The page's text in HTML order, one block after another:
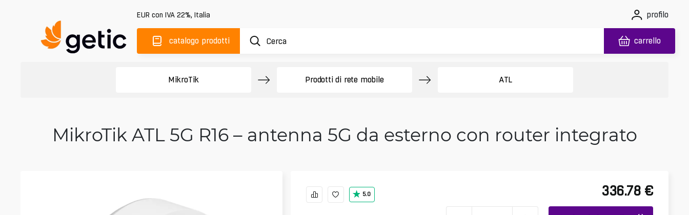
EUR con IVA 22%, Italia profilo
catalogo prodotti carrello
MikroTik Prodotti di rete mobile ATL
MikroTik ATL 5G R16 – antenna 5G da esterno con router integrato
5.0 336.78 €